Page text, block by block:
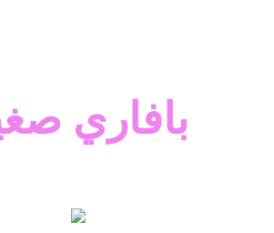
بافاري